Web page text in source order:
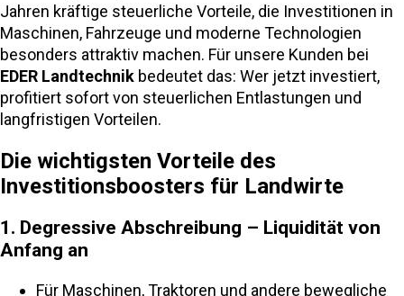
Jahren kräftige steuerliche Vorteile, die Investitionen in
Maschinen, Fahrzeuge und moderne Technologien
besonders attraktiv machen. Für unsere Kunden bei
EDER Landtechnik bedeutet das: Wer jetzt investiert,
profitiert sofort von steuerlichen Entlastungen und
langfristigen Vorteilen.
Die wichtigsten Vorteile des
Investitionsboosters für Landwirte
1. Degressive Abschreibung – Liquidität von
Anfang an
Für Maschinen, Traktoren und andere bewegliche